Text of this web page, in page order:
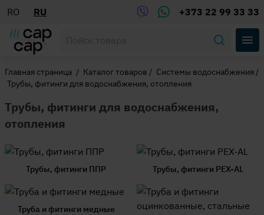
RO RU +373 22 99 33 33
Главная страница / Каталог товаров / Системы водоснабжения /
Трубы, фитинги для водоснабжения, отопления
Трубы, фитинги для водоснабжения,
отопления
Трубы, фитинги ППР Трубы, фитинги PEX-AL
Труба и фитинги медные